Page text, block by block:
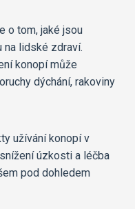
o tom, jaké jsou
na lidské zdraví.
konopí může
dýchání, rakoviny
užívání konopí v
úzkosti a léčba
pod dohledem